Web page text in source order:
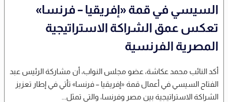
السيسي في قمة «إفريقيا – فرنسا»
تعكس عمق الشراكة الاستراتيجية
المصرية الفرنسية
أكد النائب محمد عكاشة، عضو مجلس النواب، أن مشاركة الرئيس عبد
الفتاح السيسي في أعمال قمة «إفريقيا – فرنسا» تأتي في إطار تعزيز
الشراكة الاستراتيجية بين مصر وفرنسا، والتي تمثل...